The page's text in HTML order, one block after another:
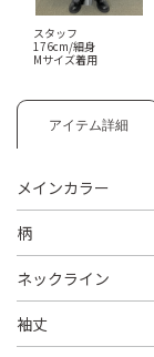
スタッフ
176cm/細身
Mサイズ着用
アイテム詳細
メインカラー
柄
ネックライン
袖丈